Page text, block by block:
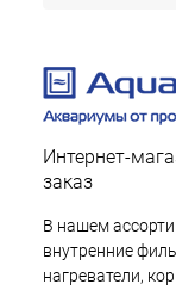
Интернет-
заказ
В нашем
внутренние
нагреватели,